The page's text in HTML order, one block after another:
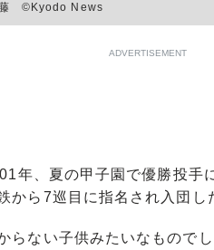
藤 ©Kyodo News
ADVERTISEMENT
年、夏の甲子園で優勝投手
から7巡目に指名され入団し
らない子供みたいなもので